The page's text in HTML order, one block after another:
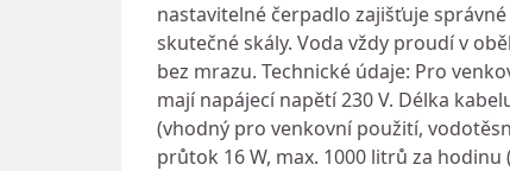
nastavitelné čerpadlo zajišťuje
skutečné skály. Voda vždy proudí v
bez mrazu. Technické údaje: Pro
mají napájecí napětí 230 V. Délka
(vhodný pro venkovní použití,
průtok 16 W, max. 1000 litrů za